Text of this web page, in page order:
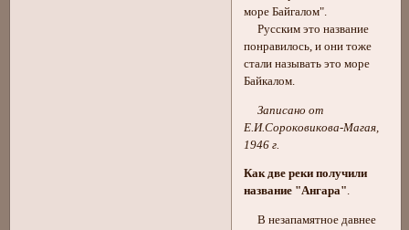
море Байгалом".
Русским это название
понравилось, и они тоже
стали называть это море
Байкалом.
Записано от
Е.И.Сороковикова-Магая,
1946 г.
Как две реки получили
название "Ангара".
В незапамятное давнее